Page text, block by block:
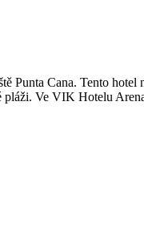
Cana. Tento hotel
Ve VIK Hotelu